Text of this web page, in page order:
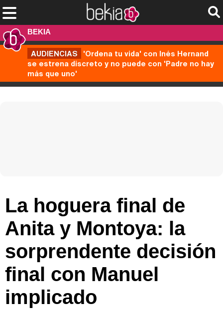
BEKIA
AUDIENCIAS 'Ordena tu vida' con Inés Hernand
se estrena discreto y no puede con 'Padre no hay
más que uno'
La hoguera final de
Anita y Montoya: la
sorprendente decisión
final con Manuel
implicado